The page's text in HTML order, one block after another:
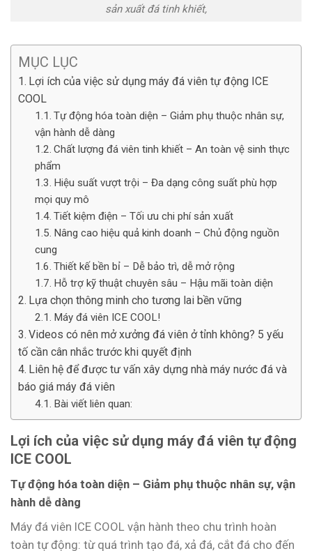
sản xuất đá tinh khiết,
MỤC LỤC
Lợi ích của việc sử dụng máy đá viên tự động ICE
COOL
Tự động hóa toàn diện – Giảm phụ thuộc nhân sự,
vận hành dễ dàng
Chất lượng đá viên tinh khiết – An toàn vệ sinh thực
phẩm
Hiệu suất vượt trội – Đa dạng công suất phù hợp
mọi quy mô
Tiết kiệm điện – Tối ưu chi phí sản xuất
Nâng cao hiệu quả kinh doanh – Chủ động nguồn
cung
Thiết kế bền bỉ – Dễ bảo trì, dễ mở rộng
Hỗ trợ kỹ thuật chuyên sâu – Hậu mãi toàn diện
Lựa chọn thông minh cho tương lai bền vững
Máy đá viên ICE COOL!
Videos có nên mở xưởng đá viên ở tỉnh không? 5 yếu
tố cần cân nhắc trước khi quyết định
Liên hệ để được tư vấn xây dựng nhà máy nước đá và
báo giá máy đá viên
Bài viết liên quan:
Lợi ích của việc sử dụng máy đá viên tự động
ICE COOL
Tự động hóa toàn diện – Giảm phụ thuộc nhân sự, vận
hành dễ dàng
Máy đá viên ICE COOL vận hành theo chu trình hoàn
toàn tự động: từ quá trình tạo đá, xả đá, cắt đá cho đến